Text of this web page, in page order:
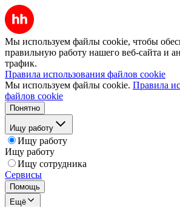
Мы используем файлы cookie, чтобы
правильную работу нашего веб-сайта и
трафик.
Правила использования файлов cookie
Мы используем файлы cookie. Правила
файлов cookie
Понятно
Ищу работу
Ищу работу
Ищу работу
Ищу сотрудника
Сервисы
Помощь
Ещё